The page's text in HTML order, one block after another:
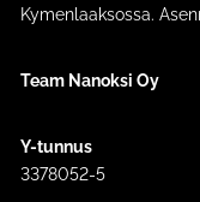
Kymenlaaksossa.
Team Nanoksi Oy
Y-tunnus
3378052-5